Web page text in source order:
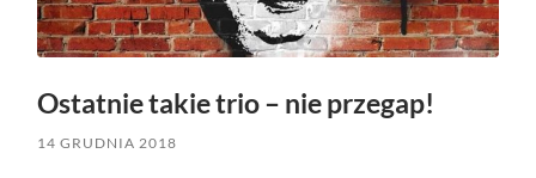
Ostatnie takie trio – nie przegap!
14 GRUDNIA 2018